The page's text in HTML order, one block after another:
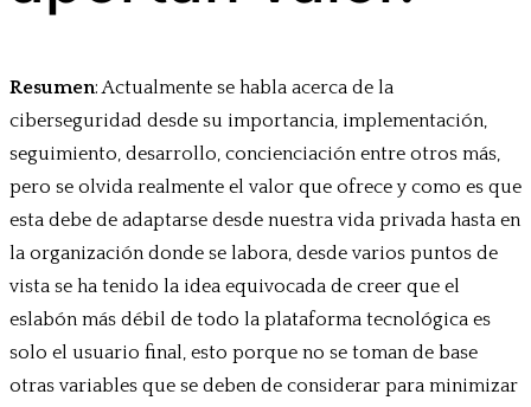
Resumen: Actualmente se habla acerca de la
ciberseguridad desde su importancia, implementación,
seguimiento, desarrollo, concienciación entre otros más,
pero se olvida realmente el valor que ofrece y como es que
esta debe de adaptarse desde nuestra vida privada hasta en
la organización donde se labora, desde varios puntos de
vista se ha tenido la idea equivocada de creer que el
eslabón más débil de todo la plataforma tecnológica es
solo el usuario final, esto porque no se toman de base
otras variables que se deben de considerar para minimizar